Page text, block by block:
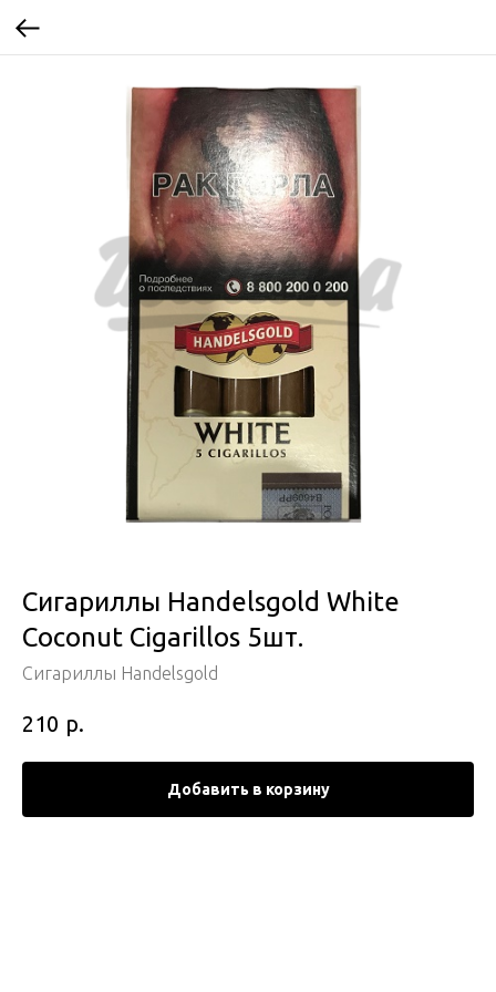
Сигариллы Handelsgold White
Coconut Cigarillos 5шт.
Сигариллы Handelsgold
210 р.
Добавить в корзину